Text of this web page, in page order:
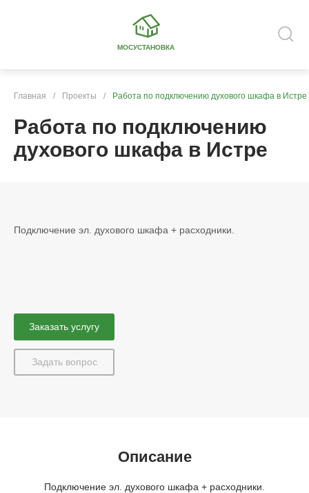
МОСУСТАНОВКА
Главная / Проекты / Работа по подключению духового шкафа в Истре
Работа по подключению
духового шкафа в Истре
Подключение эл. духового шкафа + расходники.
Заказать услугу
Задать вопрос
Описание
Подключение эл. духового шкафа + расходники.